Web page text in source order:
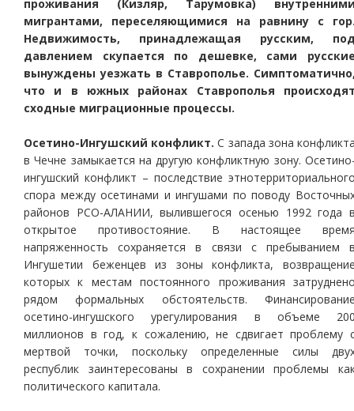
проживания (Кизляр, Тарумовка)
мигрантами, переселяющимися на равнину с
Недвижимость, принадлежащая русским,
давлением скупается по дешевке, сами
вынуждены уезжать в Ставрополье.
что и в южных районах Ставрополья
сходные миграционные процессы.
Осетино-Ингушский конфликт. С запада зона
в Чечне замыкается на другую конфликтную зону.
ингушский конфликт – последствие
спора между осетинами и ингушами по поводу
районов РСО-АЛАНИИ, вылившегося осенью 1992 года
открытое противостояние. В настоящее
напряженность сохраняется в связи с пребыванием
Ингушетии беженцев из зоны конфликта,
которых к местам постоянного проживания
рядом формальных обстоятельств.
осетино-ингушского урегулирования в объеме
миллионов в год, к сожалению, не сдвигает проблему
мертвой точки, поскольку определенные силы
республик заинтересованы в сохранении проблемы
политического капитала.